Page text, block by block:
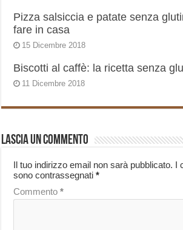
Pizza salsiccia e patate senza
fare in casa
15 Dicembre 2018
Biscotti al caffè: la ricetta senza
11 Dicembre 2018
Lascia un commento
Il tuo indirizzo email non sarà pubblicato. I
sono contrassegnati*
Commento*